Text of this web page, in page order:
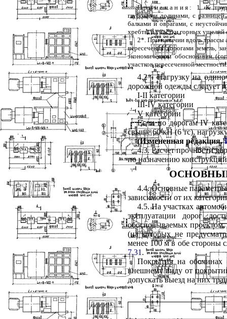
Примечания :
1. К
глубокими долинами, с
балками и оврагами, с
хребты и участки горных
2*. При наличии вдоль трассы
пересечения дорогами земель,
экономическом обосновании
участков пересеченной местности.
4.2*. Нагрузку на
дорожной одежды следует
I-IIкатегории
III-IV категории
Vкатегории
Если по дорогамIV
свыше 60 кН (6 тс),
(Измененная редакция.
4.3. Расчет прочности
по назначению
4.4. Основные
зависимости от их
4.5. На участках
эксплуатации дорог
обосновываемых
(на которых не
менее 100 м в обе стороны
7.31 .
Покрытия на обочинах
внешнему виду от
допускать выезд на них